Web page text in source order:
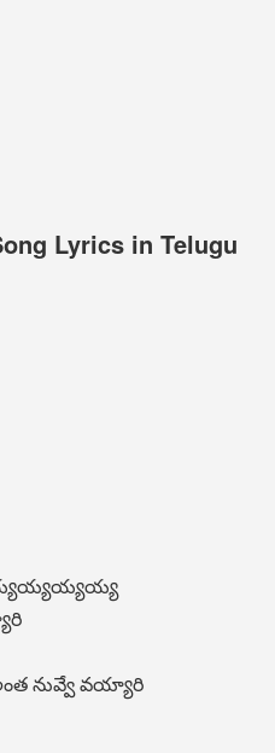
Lyrics in Telugu
నువ్వే వయ్యారి